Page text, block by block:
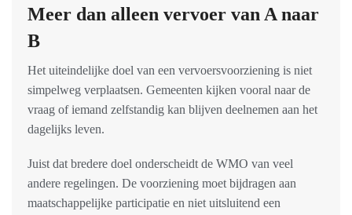
Meer dan alleen vervoer van A naar
B
Het uiteindelijke doel van een vervoersvoorziening is niet
simpelweg verplaatsen. Gemeenten kijken vooral naar de
vraag of iemand zelfstandig kan blijven deelnemen aan het
dagelijks leven.
Juist dat bredere doel onderscheidt de WMO van veel
andere regelingen. De voorziening moet bijdragen aan
maatschappelijke participatie en niet uitsluitend een